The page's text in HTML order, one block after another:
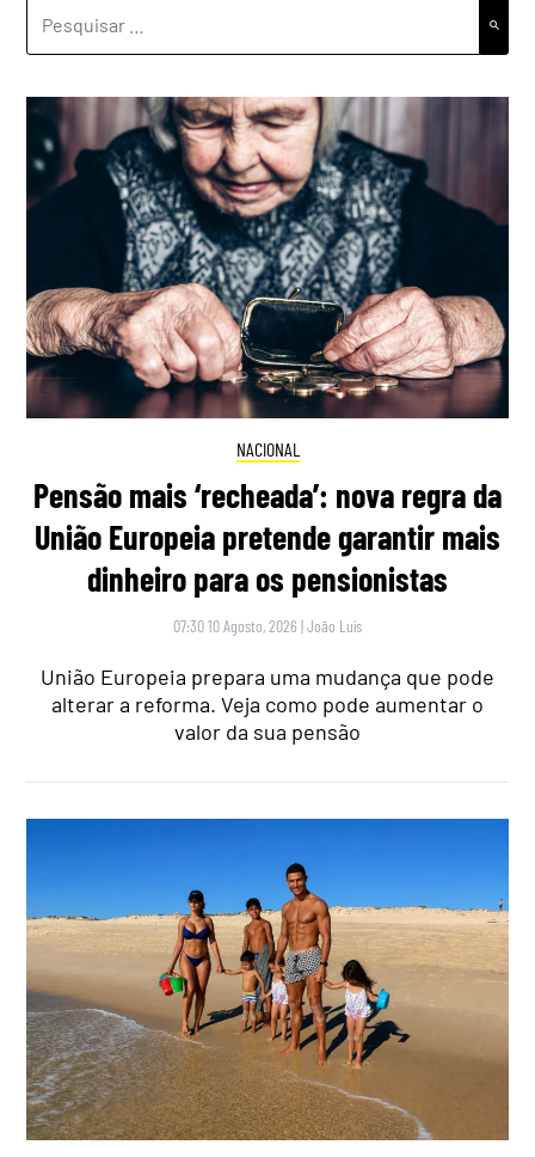
POR:
NACIONAL
Pensão mais ‘recheada’: nova regra da
União Europeia pretende garantir mais
dinheiro para os pensionistas
07:30 10 Agosto, 2026 |João Luís
União Europeia prepara uma mudança que pode
alterar a reforma. Veja como pode aumentar o
valor da sua pensão